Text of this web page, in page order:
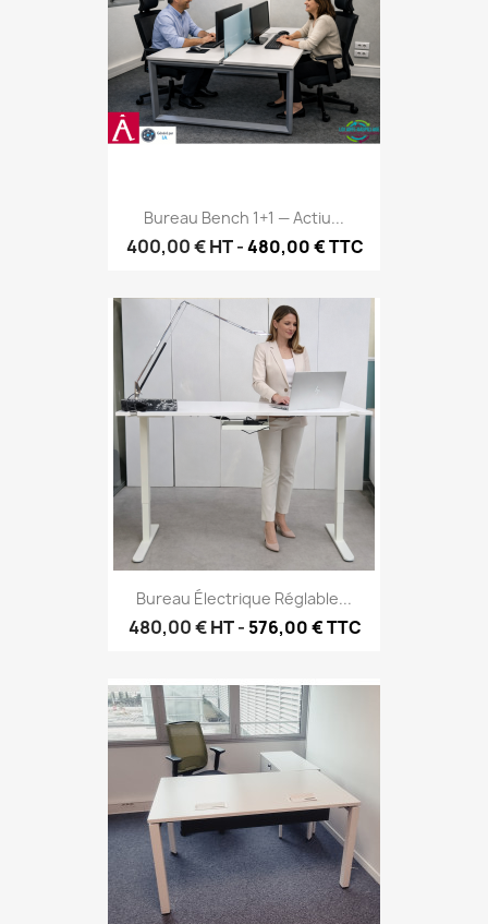
Bureau Bench 1+1 — Actiu...
400,00 €HT-480,00 € TTC
Bureau Électrique Réglable...
480,00 €HT- 576,00 € TTC